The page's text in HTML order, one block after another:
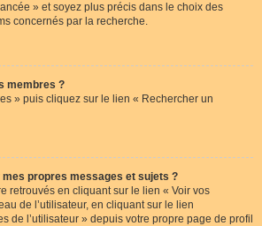
» et soyez plus précis dans le choix des
concernés par la recherche.
membres ?
» puis cliquez sur le lien « Rechercher un
propres messages et sujets ?
retrouvés en cliquant sur le lien « Voir vos
de l’utilisateur, en cliquant sur le lien
de l’utilisateur » depuis votre propre page de profil